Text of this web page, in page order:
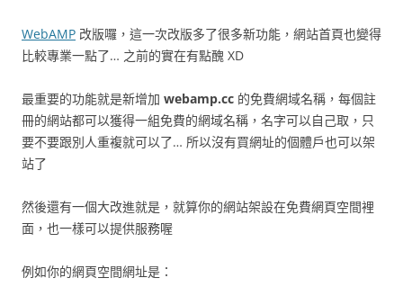
WebAMP 改版囉，這一次改版多了很多新功能，網站首頁也變得
比較專業一點了… 之前的實在有點醜 XD
最重要的功能就是新增加 webamp.cc 的免費網域名稱，每個註
冊的網站都可以獲得一組免費的網域名稱，名字可以自己取，只
要不要跟別人重複就可以了… 所以沒有買網址的個體戶也可以架
站了
然後還有一個大改進就是，就算你的網站架設在免費網頁空間裡
面，也一樣可以提供服務喔
例如你的網頁空間網址是：